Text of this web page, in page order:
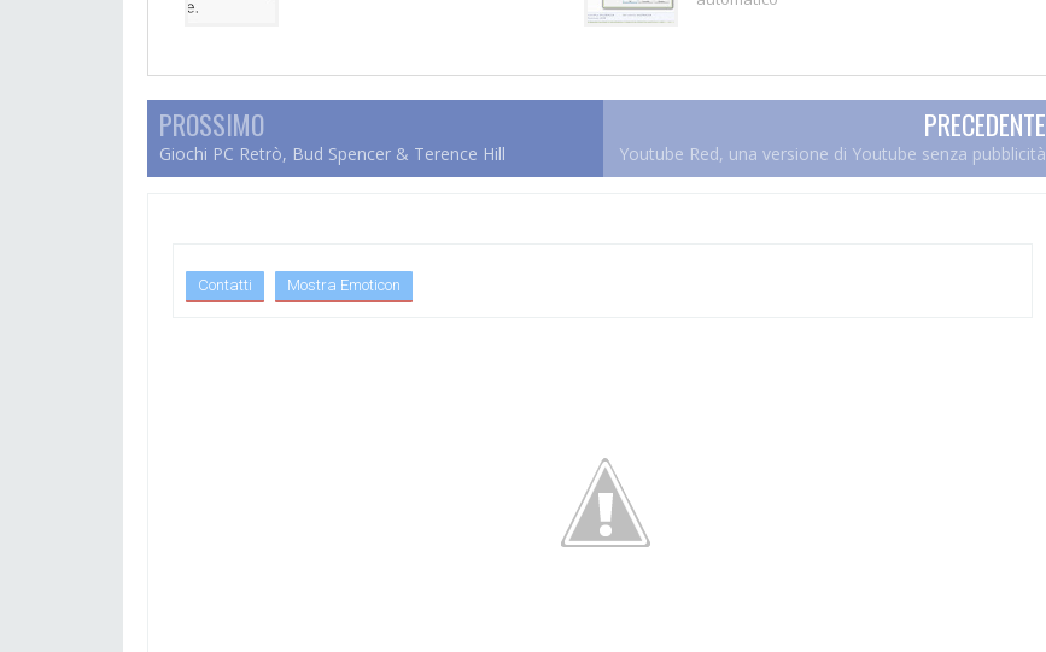
PROSSIMO
Giochi PC Retrò, Bud Spencer & Terence Hill
PRECEDENTE
Youtube Red, una versione di Youtube senza pubblicità
Contatti Mostra Emoticon